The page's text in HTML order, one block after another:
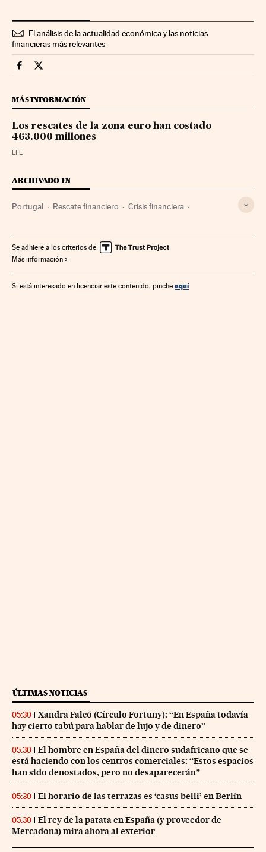
El análisis de la actualidad económica y las noticias
financieras más relevantes
Economia Cinco Días en Facebook
Economia Cinco Días en Twitter
MÁS INFORMACIÓN
Los rescates de la zona euro han costado
463.000 millones
EFE
ARCHIVADO EN
Portugal Rescate financiero Crisis financiera
Mercados financieros Finanzas
Se adhiere a los criterios de
Más información
Si está interesado en licenciar este contenido, pinche aquí
ÚLTIMAS NOTICIAS
05:30
Xandra Falcó (Círculo Fortuny): “En España todavía
hay cierto tabú para hablar de lujo y de dinero”
05:30
El hombre en España del dinero sudafricano que se
está haciendo con los centros comerciales: “Estos espacios
han sido denostados, pero no desaparecerán”
05:30 El horario de las terrazas es ‘casus belli’ en Berlín
05:30
El rey de la patata en España (y proveedor de
Mercadona) mira ahora al exterior